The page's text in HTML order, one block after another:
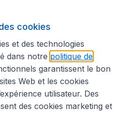
cookies
et des technologies
dans notre politique de
garantissent le bon
Web et les cookies
utilisateur. Des
des cookies marketing et